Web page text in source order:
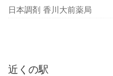
日本調剤 香川大前薬局
近くの駅